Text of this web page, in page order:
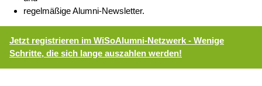
regelmäßige Alumni-Newsletter.
Jetzt registrieren im WiSoAlumni-Netzwerk - Wenige
Schritte, die sich lange auszahlen werden!